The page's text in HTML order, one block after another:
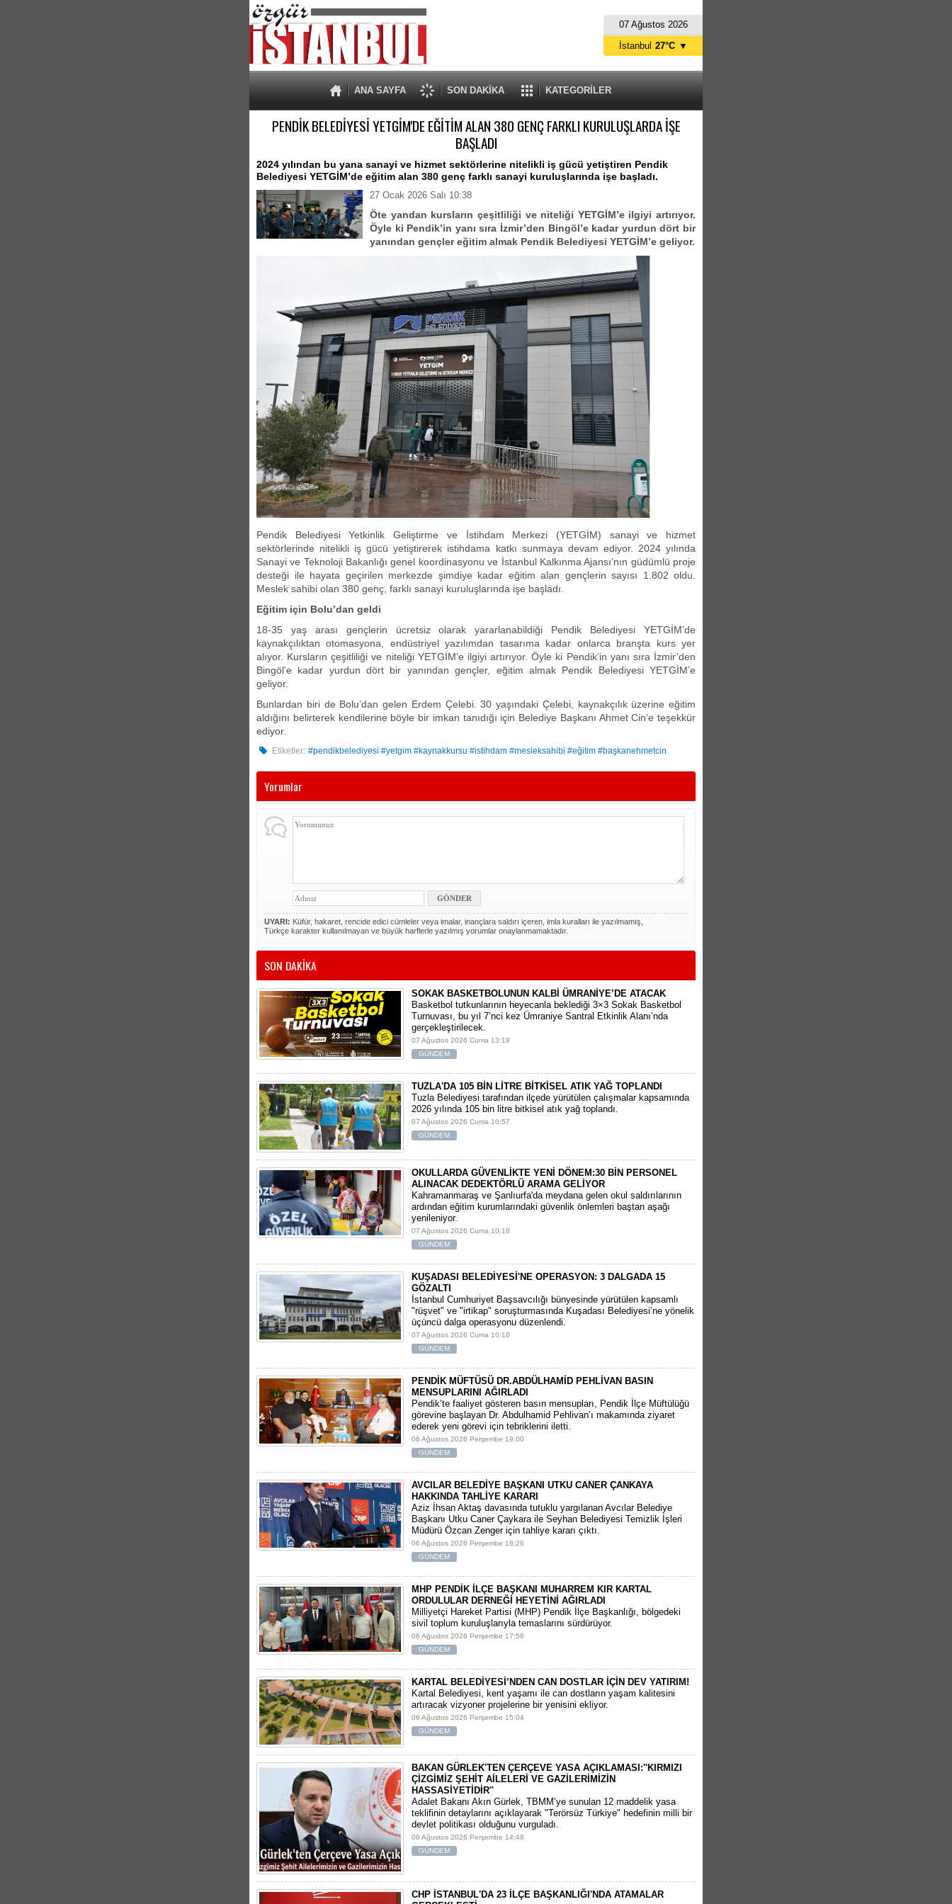
07 Ağustos 2026
ANA SAYFA SON DAKİKA KATEGORİLER
İstanbul 27°C ▼
PENDİK BELEDİYESİ YETGİM'DE EĞİTİM ALAN 380 GENÇ FARKLI KURULUŞLARDA İŞE
BAŞLADI
2024 yılından bu yana sanayi ve hizmet sektörlerine nitelikli iş gücü yetiştiren Pendik
Belediyesi YETGİM’de eğitim alan 380 genç farklı sanayi kuruluşlarında işe başladı.
27 Ocak 2026 Salı 10:38
Öte yandan kursların çeşitliliği ve niteliği YETGİM’e ilgiyi artırıyor.
Öyle ki Pendik’in yanı sıra İzmir’den Bingöl’e kadar yurdun dört bir
yanından gençler eğitim almak Pendik Belediyesi YETGİM’e geliyor.
Pendik Belediyesi Yetkinlik Geliştirme ve İstihdam Merkezi (YETGİM) sanayi ve hizmet
sektörlerinde nitelikli iş gücü yetiştirerek istihdama katkı sunmaya devam ediyor. 2024 yılında
Sanayi ve Teknoloji Bakanlığı genel koordinasyonu ve İstanbul Kalkınma Ajansı’nın güdümlü proje
desteği ile hayata geçirilen merkezde şimdiye kadar eğitim alan gençlerin sayısı 1.802 oldu.
Meslek sahibi olan 380 genç, farklı sanayi kuruluşlarında işe başladı.
Eğitim için Bolu’dan geldi
18-35 yaş arası gençlerin ücretsiz olarak yararlanabildiği Pendik Belediyesi YETGİM’de
kaynakçılıktan otomasyona, endüstriyel yazılımdan tasarıma kadar onlarca branşta kurs yer
alıyor. Kursların çeşitliliği ve niteliği YETGİM’e ilgiyi artırıyor. Öyle ki Pendik’in yanı sıra İzmir’den
Bingöl’e kadar yurdun dört bir yanından gençler, eğitim almak Pendik Belediyesi YETGİM’e
geliyor.
Bunlardan biri de Bolu’dan gelen Erdem Çelebi. 30 yaşındaki Çelebi, kaynakçılık üzerine eğitim
aldığını belirterek kendilerine böyle bir imkan tanıdığı için Belediye Başkanı Ahmet Cin’e teşekkür
ediyor.
Etiketler: #pendikbelediyesi #yetgim #kaynakkursu #istihdam #mesleksahibi #eğitim #başkanehmetcin
Yorumlar
UYARI: Küfür, hakaret, rencide edici cümleler veya imalar, inançlara saldırı içeren, imla kuralları ile yazılmamış,
Türkçe karakter kullanılmayan ve büyük harflerle yazılmış yorumlar onaylanmamaktadır.
SON DAKİKA
SOKAK BASKETBOLUNUN KALBİ ÜMRANİYE’DE ATACAK
Basketbol tutkunlarının heyecanla beklediği 3×3 Sokak Basketbol
Turnuvası, bu yıl 7’nci kez Ümraniye Santral Etkinlik Alanı’nda
gerçekleştirilecek.
07 Ağustos 2026 Cuma 13:18
GÜNDEM
TUZLA'DA 105 BİN LİTRE BİTKİSEL ATIK YAĞ TOPLANDI
Tuzla Belediyesi tarafından ilçede yürütülen çalışmalar kapsamında
2026 yılında 105 bin litre bitkisel atık yağ toplandı.
07 Ağustos 2026 Cuma 10:57
GÜNDEM
OKULLARDA GÜVENLİKTE YENİ DÖNEM:30 BİN PERSONEL
ALINACAK DEDEKTÖRLÜ ARAMA GELİYOR
​Kahramanmaraş ve Şanlıurfa'da meydana gelen okul saldırılarının
ardından eğitim kurumlarındaki güvenlik önlemleri baştan aşağı
yenileniyor.
07 Ağustos 2026 Cuma 10:18
GÜNDEM
KUŞADASI BELEDİYESİ'NE OPERASYON: 3 DALGADA 15
GÖZALTI
​İstanbul Cumhuriyet Başsavcılığı bünyesinde yürütülen kapsamlı
"rüşvet" ve "irtikap" soruşturmasında Kuşadası Belediyesi’ne yönelik
üçüncü dalga operasyonu düzenlendi.
07 Ağustos 2026 Cuma 10:10
GÜNDEM
PENDİK MÜFTÜSÜ DR.ABDÜLHAMİD PEHLİVAN BASIN
MENSUPLARINI AĞIRLADI
​Pendik’te faaliyet gösteren basın mensupları, Pendik İlçe Müftülüğü
görevine başlayan Dr. Abdulhamid Pehlivan’ı makamında ziyaret
ederek yeni görevi için tebriklerini iletti.
06 Ağustos 2026 Perşembe 19:00
GÜNDEM
AVCILAR BELEDİYE BAŞKANI UTKU CANER ÇANKAYA
HAKKINDA TAHLİYE KARARI
​Aziz İhsan Aktaş davasında tutuklu yargılanan Avcılar Belediye
Başkanı Utku Caner Çaykara ile Seyhan Belediyesi Temizlik İşleri
Müdürü Özcan Zenger için tahliye kararı çıktı.
06 Ağustos 2026 Perşembe 18:26
GÜNDEM
MHP PENDİK İLÇE BAŞKANI MUHARREM KIR KARTAL
ORDULULAR DERNEĞİ HEYETİNİ AĞIRLADI
​Milliyetçi Hareket Partisi (MHP) Pendik İlçe Başkanlığı, bölgedeki
sivil toplum kuruluşlarıyla temaslarını sürdürüyor.
06 Ağustos 2026 Perşembe 17:56
GÜNDEM
KARTAL BELEDİYESİ’NDEN CAN DOSTLAR İÇİN DEV YATIRIM!
Kartal Belediyesi, kent yaşamı ile can dostların yaşam kalitesini
artıracak vizyoner projelerine bir yenisini ekliyor.
06 Ağustos 2026 Perşembe 15:04
GÜNDEM
BAKAN GÜRLEK'TEN ÇERÇEVE YASA AÇIKLAMASI:''KIRMIZI
ÇİZGİMİZ ŞEHİT AİLELERİ VE GAZİLERİMİZİN
HASSASİYETİDİR''
Adalet Bakanı Akın Gürlek, TBMM’ye sunulan 12 maddelik yasa
teklifinin detaylarını açıklayarak "Terörsüz Türkiye" hedefinin milli bir
devlet politikası olduğunu vurguladı.
06 Ağustos 2026 Perşembe 14:48
GÜNDEM
CHP İSTANBUL'DA 23 İLÇE BAŞKANLIĞI'NDA ATAMALAR